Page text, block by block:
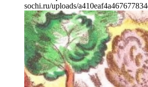
sochi.ru/uploads/